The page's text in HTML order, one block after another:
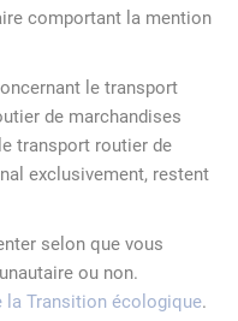
comportant la mention
le transport
de marchandises
transport routier de
exclusivement, restent
selon que vous
ou non.
la Transition écologique.